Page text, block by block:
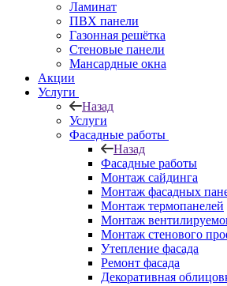
Ламинат
ПВХ панели
Газонная решётка
Стеновые панели
Мансардные окна
Акции
Услуги
Назад
Услуги
Фасадные работы
Назад
Фасадные работы
Монтаж сайдинга
Монтаж фасадных
Монтаж термопанелей
Монтаж
Монтаж стенового
Утепление фасада
Ремонт фасада
Декоративная